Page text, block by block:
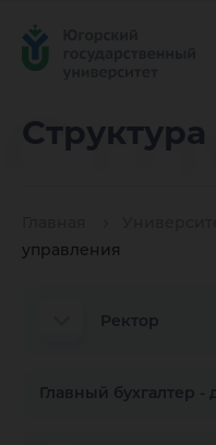
Структура
управления
Ректор
Главный бухгалтер